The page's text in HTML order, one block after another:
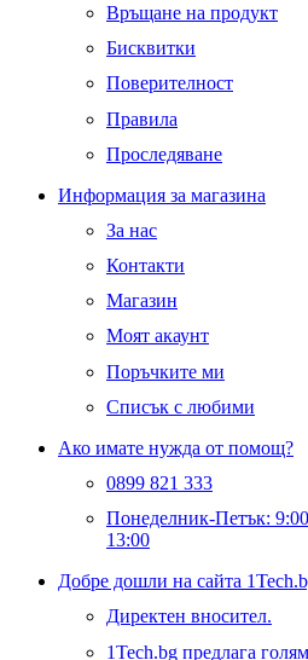
Връщане на продукт
Бисквитки
Поверителност
Правила
Проследяване
Информация за магазина
За нас
Контакти
Магазин
Моят акаунт
Поръчките ми
Списък с любими
Ако имате нужда от помощ?
0899 821 333
Понеделник-Петък:
13:00
Добре дошли на сайта
Директен вносител.
1Tech.bg предлага